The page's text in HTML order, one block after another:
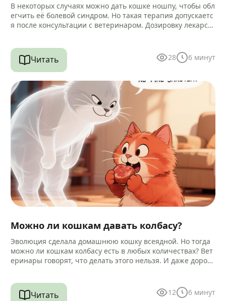
В некоторых случаях можно дать кошке ношпу, чтобы обл
егчить её болевой синдром. Но такая терапия допускаетс
я после консультации с ветеринаром. Дозировку лекарст
Читать 28 6 минут
Можно ли кошкам давать колбасу?
Эволюция сделала домашнюю кошку всеядной. Но тогда
можно ли кошкам колбасу есть в любых количествах? Вет
еринары говорят, что делать этого нельзя. И даже дороги
Читать 12 6 минут